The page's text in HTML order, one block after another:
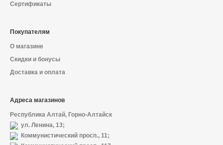
Сертификаты
Покупателям
О магазине
Скидки и бонусы
Доставка и оплата
Адреса магазинов
Республика Алтай, Горно-Алтайск
ул. Ленина, 13;
Коммунистический просп., 11;